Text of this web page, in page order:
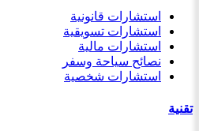
استشارات قانونية
استشارات تسويقية
استشارات مالية
نصائح سياحة وسفر
استشارات شخصية
تقنية